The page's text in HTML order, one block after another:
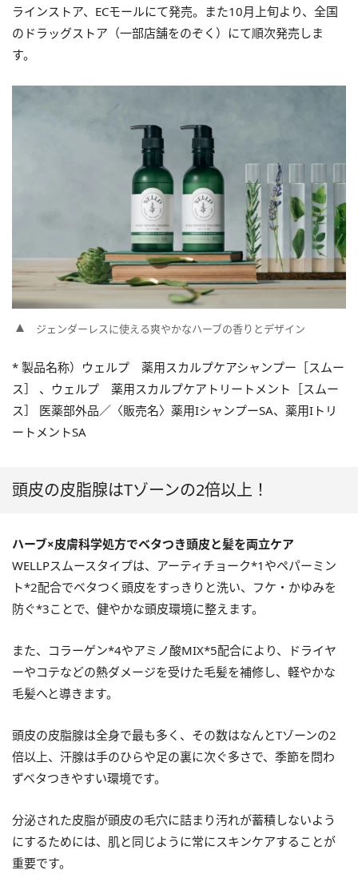
ラインストア、ECモールにて発売。また10月上旬より、全国
のドラッグストア（一部店舗をのぞく）にて順次発売しま
す。
ジェンダーレスに使える爽やかなハーブの香りとデザイン
* 製品名称）ウェルプ 薬用スカルプケアシャンプー［スムー
ス］ 、ウェルプ 薬用スカルプケアトリートメント［スムー
ス］ 医薬部外品／〈販売名〉薬用IシャンプーSA、薬用Iトリ
ートメントSA
頭皮の皮脂腺はTゾーンの2倍以上！
ハーブ×皮膚科学処方でベタつき頭皮と髪を両立ケア
WELLPスムースタイプは、アーティチョーク*1やペパーミン
ト*2配合でベタつく頭皮をすっきりと洗い、フケ・かゆみを
防ぐ*3ことで、健やかな頭皮環境に整えます。
また、コラーゲン*4やアミノ酸MIX*5配合により、ドライヤ
ーやコテなどの熱ダメージを受けた毛髪を補修し、軽やかな
毛髪へと導きます。
頭皮の皮脂腺は全身で最も多く、その数はなんとTゾーンの2
倍以上、汗腺は手のひらや足の裏に次ぐ多さで、季節を問わ
ずベタつきやすい環境です。
分泌された皮脂が頭皮の毛穴に詰まり汚れが蓄積しないよう
にするためには、肌と同じように常にスキンケアすることが
重要です。